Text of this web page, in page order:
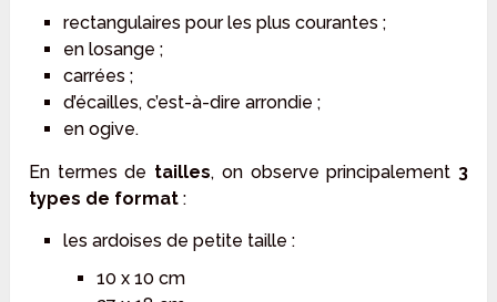
rectangulaires pour les plus courantes ;
en losange ;
carrées ;
d’écailles, c’est-à-dire arrondie ;
en ogive.
En termes de tailles, on observe principalement 3
types de format :
les ardoises de petite taille :
10 x 10 cm